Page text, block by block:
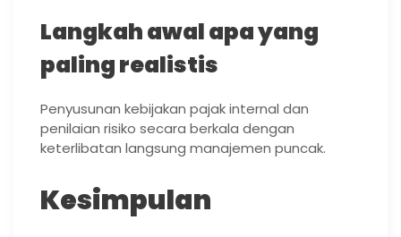
Langkah awal apa yang
paling realistis
Penyusunan kebijakan pajak internal dan
penilaian risiko secara berkala dengan
keterlibatan langsung manajemen puncak.
Kesimpulan